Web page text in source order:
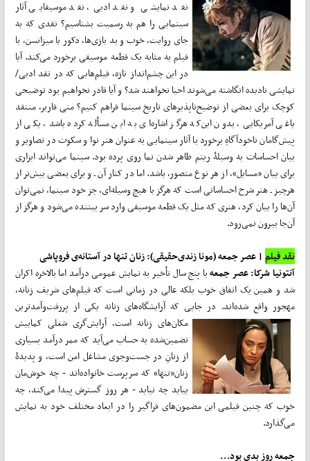
نقد نمایشی و نقد ادبی، نقد موسیقایی آثار
سینمایی را هم به رسمیت بشناسیم؟ نقدی که به
جای روایت، خوب و بد بازی‌ها، دکور یا میزانسن، با
فیلم به مثابه یک قطعه موسیقی برخورد می‌کند. آیا
در این چشم‌انداز تازه، فیلم‌هایی که در نقد ادبی/
نمایشی نادیده انگاشته می‌شوند احیا نخواهند شد؟ و آیا قادر نخواهیم بود توضیحی
کوچک برای بعضی از توضیح‌ناپذیرهای تاریخ سینما فراهم کنیم؟ منی فاربر، منتقد
یاغی آمریکایی، بدون این‌که هرگز اشاره‌ای به این مسأله کرده باشد، یکی از
پیش‌گامان ناخودآگاهِ برخورد با آثار سینمایی به عنوان هنر نوا و سکوت در تصاویر و
بیان احساسات به وسیلۀ ریتم ظاهر شدن نما روی پرده بود. سینما می‌تواند ابزاری
برای بیان «مسایل»، از هر نوع متصور، باشد. اما در کنار آن ـ و برای بعضی بیش‌تر از
هرچیز ـ هنر شرح احساساتی است که هرگز با هیچ وسیله‌ای، جز خود سینما، نمی‌توان
آن‌ها را بیان کرد، هنری که مثل یک قطعه موسیقی وارد سر بیننده می‌شود و هرگز از
آن‌جا بیرون نمی‌رود.
نقد فیلم| عصر جمعه (مونا زندی‌حقیقی): زنان تنها در آستانه‌ی فروپاشی
آنتونیا شرکا:عصر جمعهبا پنج سال تأخیر به نمایش عمومی درآمد اما بالاخره اکران
شد و همین یک اتفاق خوب بلکه عالی در زمانی است که فیلم‌های شریف زنانه،
مهجور واقع شده‌اند. در جایی که آرایشگاه‌های زنانه یکی از پررفت‌وآمدترین
مکان‌های زنانه است، آرایش‌گری شغلی کمابیش
تضمین‌شده به حساب می‌آید که ممر درآمد بسیاری
از زنانِ در جست‌وجوی مشاغل امن است، و پدیدۀ
زنان«تنها» که سرپرست خانواده‌اند - چه خوش‌مان
بیاید چه نیاید - هر روز گسترش پیدا می‌کند، چه
خوب که چنین فیلمی این مضمون‌های فراگیر را در ابعاد مختلف خود به نمایش
می‌گذارد.
جمعه روز بدی بود...